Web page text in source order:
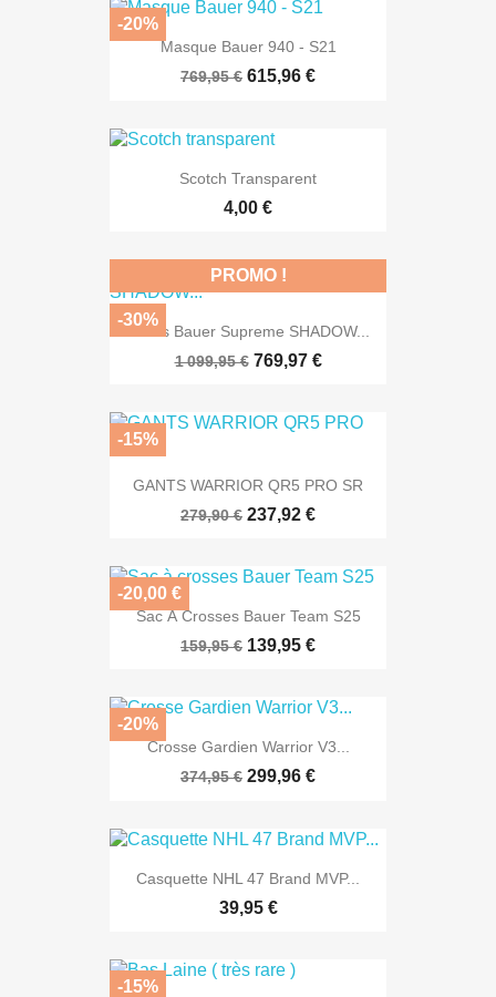
Masque Bauer 940 - S21
769,95 € 615,96 €
-20%
Scotch Transparent
4,00 €
Patins Bauer Supreme SHADOW...
1 099,95 € 769,97 €
PROMO !
-30%
GANTS WARRIOR QR5 PRO SR
279,90 € 237,92 €
-15%
Sac À Crosses Bauer Team S25
159,95 € 139,95 €
-20,00 €
Crosse Gardien Warrior V3...
374,95 € 299,96 €
-20%
Casquette NHL 47 Brand MVP...
39,95 €
-15%